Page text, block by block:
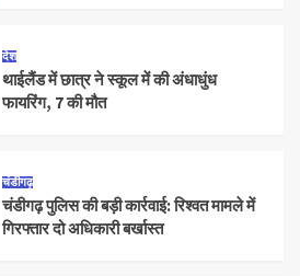
देश
थाईलैंड में छात्र ने स्कूल में की अंधाधुंध
फायरिंग, 7 की मौत
चंडीगढ़
चंडीगढ़ पुलिस की बड़ी कार्रवाई: रिश्वत मामले में
गिरफ्तार दो अधिकारी बर्खास्त